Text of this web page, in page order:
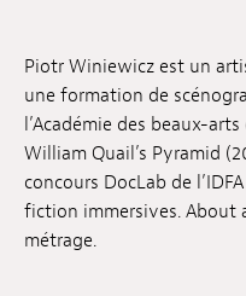
Submissions
Archives
Publications
Piotr Winiewicz est un
une formation de
l’Académie des beaux-
William Quail’s Pyramid
concours DocLab de
fiction immersives. About
métrage.